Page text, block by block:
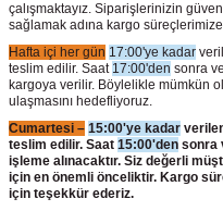
çalışmaktayız. Siparişlerinizin
sağlamak adına kargo
Hafta içi her gün 17:00'ye kadar
teslim edilir. Saat 17:00'den sonra
kargoya verilir. Böylelikle mümkün
ulaşmasını hedefliyoruz.
Cumartesi – 15:00'ye kadar
teslim edilir. Saat 15:00'den sonra
işleme alınacaktır. Siz değerli
için en önemli önceliktir. Kargo
için teşekkür ederiz.